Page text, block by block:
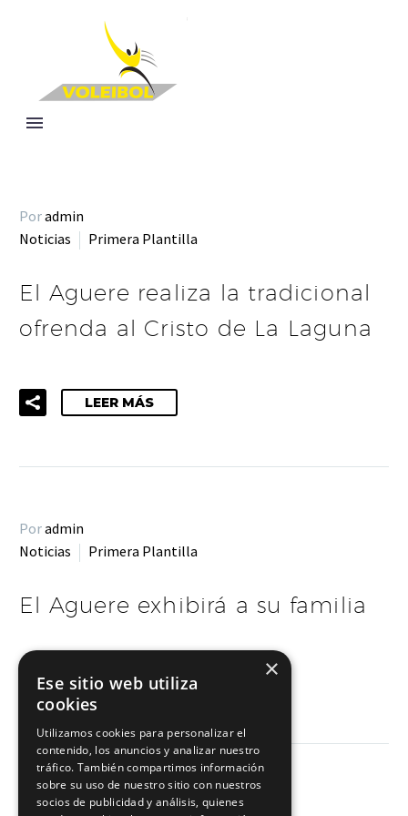
Poradmin
Noticias
Primera Plantilla
El Aguere realiza la tradicional
ofrenda al Cristo de La Laguna
LEER MÁS
Poradmin
Noticias
Primera Plantilla
El Aguere exhibirá a su familia
LEER MÁS ×
Ese sitio web utiliza
cookies
Utilizamos cookies para personalizar el
contenido, los anuncios y analizar nuestro
tráfico. También compartimos información
sobre su uso de nuestro sitio con nuestros
socios de publicidad y análisis, quienes